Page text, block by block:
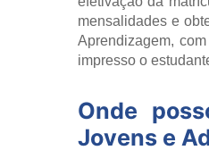
mensalidades e
Aprendizagem,
impresso o
Onde
Jovens e